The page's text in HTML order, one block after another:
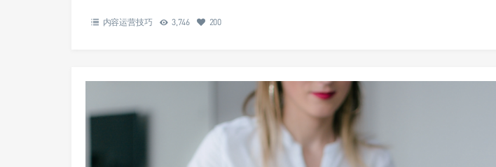
内容运营技巧 3,746 200